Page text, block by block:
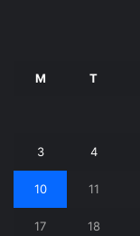
M T
3 4
10 11
17 18